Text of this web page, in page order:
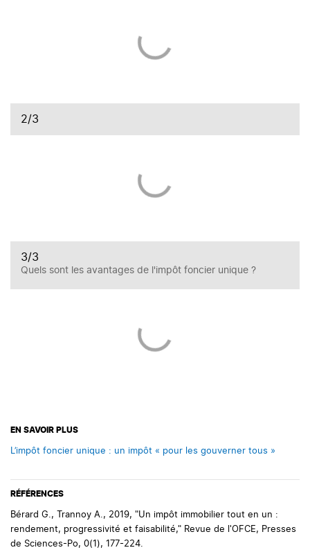
2/3
3/3
Quels sont les avantages de l'impôt foncier unique ?
EN SAVOIR PLUS
L’impôt foncier unique : un impôt « pour les gouverner tous »
RÉFÉRENCES
Bérard G., Trannoy A., 2019, "Un impôt immobilier tout en un :
rendement, progressivité et faisabilité," Revue de l'OFCE, Presses
de Sciences-Po, 0(1), 177-224.